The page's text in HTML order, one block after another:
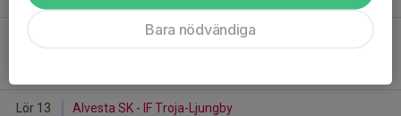
IF Troja-Ljungby - Alvesta SK
Lör 13
Alvesta SK - IF Troja-Ljungby
Bara nödvändiga